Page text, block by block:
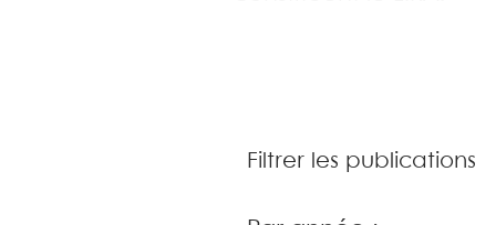
Filtrer les publications